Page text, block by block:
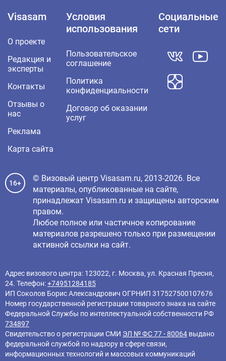
Visasam
О проекте
Редакция и
эксперты
Контакты
Отзывы о
нас
Реклама
Карта сайта
Условия
использования
Пользовательское
соглашение
Политика
конфиденциальности
Договор об оказании
услуг
Социальные
сети
16+
© Визовый центр Visasam.ru, 2013-2026. Все
материалы, опубликованные на сайте,
принадлежат Visasam.ru и защищены авторским
правом.
Любое полное или частичное копирование
материалов разрешено только при размещении
активной ссылки на сайт.
Адрес визового центра: 123022, г. Москва, ул. Красная Пресня,
24. Телефон:+74951284185
ИП Соколов Борис Александрович ОГРНИП 317527500107676
Номер государственной регистрации товарного знака на сайте
Федеральной Службы по интеллектуальной собственности РФ
734897
Свидетельство о регистрации СМИ ЭЛ № ФС 77 - 80064 выдано
федеральной службой по надзору в сфере связи,
информационных технологий и массовых коммуникаций